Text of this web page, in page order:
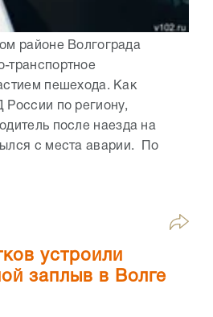
районе Волгограда
транспортное
пешехода. Как
по региону,
после наезда на
с места аварии. По
устроили
заплыв в Волге